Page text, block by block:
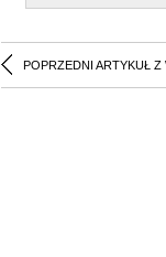
POPRZEDNI ARTYKUŁ Z